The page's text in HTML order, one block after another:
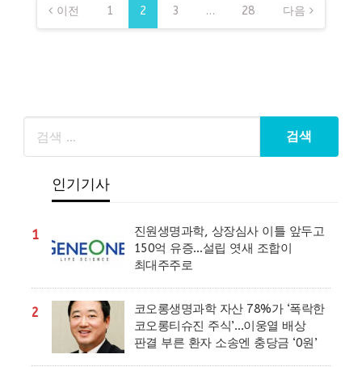
페
이
이전 1 2 3 … 28 다음
인기기사
1
진원생명과학, 상장심사 이틀 앞두고
150억 유증…설립 엿새 조합이
최대주주로
2
코오롱생명과학 자산 78%가 ‘폭락한
코오롱티슈진 주식’…이웅열 배상
판결 부른 환자 소송엔 충당금 ‘0원’